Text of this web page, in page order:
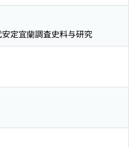
定宜蘭調査史料与研究